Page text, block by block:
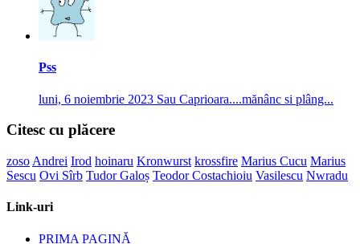
Pss
luni, 6 noiembrie 2023 Sau Caprioara....mănânc si plâng...
Citesc cu plăcere
zoso Andrei Irod hoinaru Kronwurst krossfire Marius Cucu Marius
Sescu Ovi Sîrb Tudor Galoș Teodor Costachioiu Vasilescu Nwradu
Link-uri
PRIMA PAGINĂ